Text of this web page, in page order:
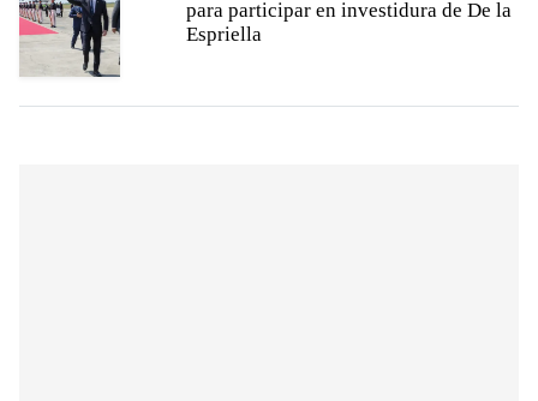
para participar en investidura de De la
Espriella